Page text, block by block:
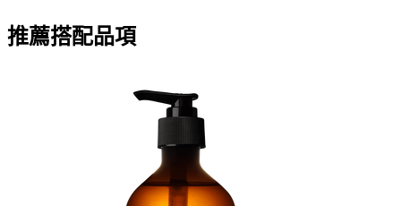
推薦搭配品項